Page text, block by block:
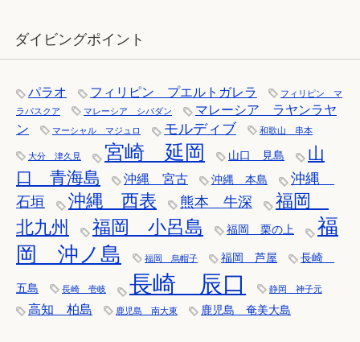
ダイビングポイント
パラオ フィリピン プエルトガレラ
フィリピン マ
ラパスクア
マレーシア シパダン
マレーシア ラヤンラヤ
ン
マーシャル マジュロ モルディブ 和歌山 串本
大分 津久見 宮崎 延岡 山口 見島
山
口 青海島
沖縄 宮古 沖縄 本島
沖縄
石垣
沖縄 西表 熊本 牛深
福岡
北九州
福岡 小呂島 福岡 栗の上
福
岡 沖ノ島
福岡 烏帽子 福岡 芦屋 長崎
五島 長崎 壱岐 長崎 辰口 静岡 神子元
高知 柏島 鹿児島 南大東 鹿児島 奄美大島